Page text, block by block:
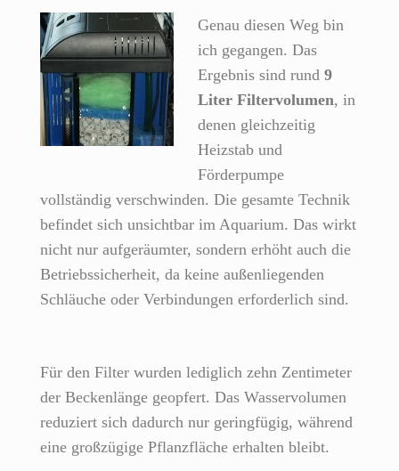
Genau diesen Weg bin
ich gegangen. Das
Ergebnis sind rund 9
Liter Filtervolumen, in
denen gleichzeitig
Heizstab und
Förderpumpe
vollständig verschwinden. Die gesamte Technik
befindet sich unsichtbar im Aquarium. Das wirkt
nicht nur aufgeräumter, sondern erhöht auch die
Betriebssicherheit, da keine außenliegenden
Schläuche oder Verbindungen erforderlich sind.
Für den Filter wurden lediglich zehn Zentimeter
der Beckenlänge geopfert. Das Wasservolumen
reduziert sich dadurch nur geringfügig, während
eine großzügige Pflanzfläche erhalten bleibt.